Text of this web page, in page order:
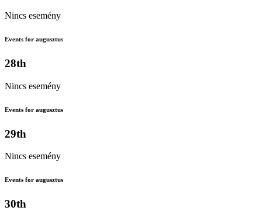
Nincs esemény
Events for augusztus
28th
Nincs esemény
Events for augusztus
29th
Nincs esemény
Events for augusztus
30th